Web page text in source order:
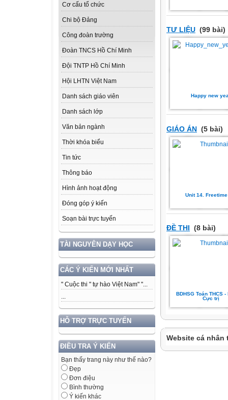
Cơ cấu tổ chức
Chi bộ Đảng
Công đoàn trường
Đoàn TNCS Hồ Chí Minh
Đội TNTP Hồ Chí Minh
Hội LHTN Việt Nam
Danh sách giáo viên
Danh sách lớp
Văn bản ngành
Thời khóa biểu
Tin tức
Thông báo
Hình ảnh hoạt động
Đóng góp ý kiến
Soạn bài trực tuyến
TÀI NGUYÊN DẠY HỌC
CÁC Ý KIẾN MỚI NHẤT
" Cuộc thi " tự hào Việt Nam" "...
...
HỖ TRỢ TRỰC TUYẾN
ĐIỀU TRA Ý KIẾN
Bạn thấy trang này như thế nào?
Đẹp
Đơn điệu
Bình thường
Ý kiến khác
TƯ LIỆU (99 bài)
Happy new
GIÁO ÁN (5 bài)
Unit 14.
ĐỀ THI (8 bài)
BDHSG Toán THCS
Cực trị
Website cá nhân